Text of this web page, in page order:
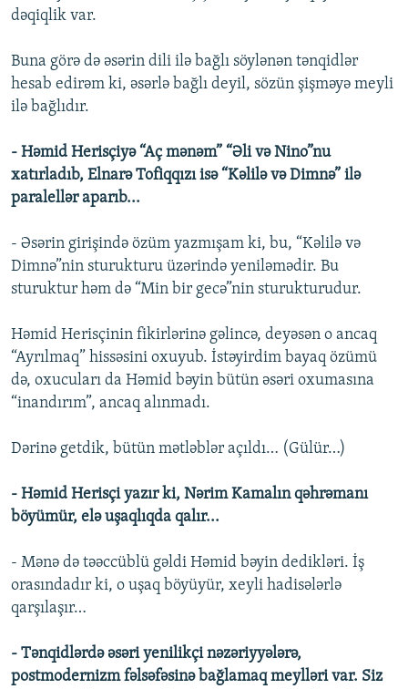
dəqiqlik var.
Buna görə də əsərin dili ilə bağlı söylənən tənqidlər
hesab edirəm ki, əsərlə bağlı deyil, sözün şişməyə meyli
ilə bağlıdır.
- Həmid Herisçiyə “Aç mənəm” “Əli və Nino”nu
xatırladıb, Elnarə Tofiqqızı isə “Kəlilə və Dimnə” ilə
paralellər aparıb...
- Əsərin girişində özüm yazmışam ki, bu, “Kəlilə və
Dimnə”nin sturukturu üzərində yeniləmədir. Bu
sturuktur həm də “Min bir gecə”nin sturukturudur.
Həmid Herisçinin fikirlərinə gəlincə, deyəsən o ancaq
“Ayrılmaq” hissəsini oxuyub. İstəyirdim bayaq özümü
də, oxucuları da Həmid bəyin bütün əsəri oxumasına
“inandırım”, ancaq alınmadı.
Dərinə getdik, bütün mətləblər açıldı… (Gülür…)
- Həmid Herisçi yazır ki, Nərim Kamalın qəhrəmanı
böyümür, elə uşaqlıqda qalır...
- Mənə də təəccüblü gəldi Həmid bəyin dedikləri. İş
orasındadır ki, o uşaq böyüyür, xeyli hadisələrlə
qarşılaşır…
- Tənqidlərdə əsəri yenilikçi nəzəriyyələrə,
postmodernizm fəlsəfəsinə bağlamaq meylləri var. Siz